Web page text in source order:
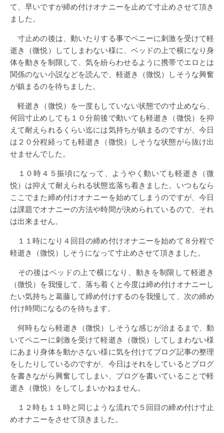
て、早いですが締め付けオナニーを止めて寸止めさせて頂き
ました。
寸止めの後は、動いたりする事でペニーに刺激を受けて軽
逝き（微悦）してしまわない様に、ベッドの上で横になり身
体を動きを制限して、気を紛らわせるように携帯でエロとは
関係のない小説などを読んで、軽逝き（微悦）しそうな興奮
が鎮まるのを待ちました。
軽逝き（微悦）を一度もしていない状態での寸止めなら、
何回寸止めしても１０分前後で動いても軽逝き（微悦）を抑
えて耐えられるくらい迄には気持ちが鎮まるのですが、今日
は２０分程経っても軽逝き（微悦）しそうな状態がら抜け出
せませんでした。
１０時４５振頃になって、ようやく動いても軽逝き（微
悦）は抑えて耐えられる状態迄落ち着きました。いつもなら
ここでまた締め付けオナニーを始めてしまうのですが、今日
は課題でオナニーの方法や時間が決められているので、それ
は出来ません。
１１時になり４回目の締め付けオナニーを始めて８分程で
軽逝き（微悦）しそうになって寸止めさせて頂きました。
その後はベッドの上で横になり、動きを制限して軽逝き
（微悦）を我慢して、落ち着くと今度は締め付けオナニーし
たい気持ちと葛藤して締め付けするのを我慢して、次の締め
付け時間になるのを待ちます。
何時もなら軽逝き（微悦）しそうな感じが治まるまで、動
いてペニーに刺激を受けて軽逝き（微悦）してしまわない様
にあまり身体を動かさない様に気を付けてブログ記事の整理
をしたりしているのですが、今日はそれをしているとブログ
を書きながら興奮してしまい、ブログを書いていることで軽
逝き（微悦）をしてしまいかねません。
１２時も１１時と同じような流れで５回目の締め付け寸止
めオナニーをさせて頂きました。